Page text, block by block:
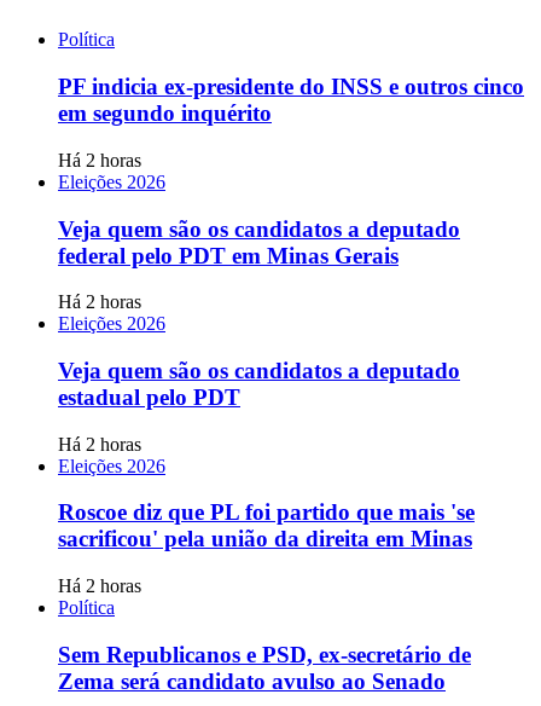
Política
PF indicia ex-presidente do INSS e outros cinco
em segundo inquérito
Há 2 horas
Eleições 2026
Veja quem são os candidatos a deputado
federal pelo PDT em Minas Gerais
Há 2 horas
Eleições 2026
Veja quem são os candidatos a deputado
estadual pelo PDT
Há 2 horas
Eleições 2026
Roscoe diz que PL foi partido que mais 'se
sacrificou' pela união da direita em Minas
Há 2 horas
Política
Sem Republicanos e PSD, ex-secretário de
Zema será candidato avulso ao Senado